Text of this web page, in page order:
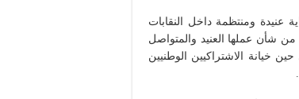
عنيدة ومنتظمة داخل النقابات
من شأن عملها العنيد والمتواصل
خيانة الاشتراكيين الوطنيين